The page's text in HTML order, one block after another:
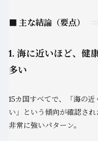
■ 主な結論（要点）
1. 海に近いほど、健
多い
15カ国すべてで、「海の
い」という傾向が確認され
非常に強いパターン。